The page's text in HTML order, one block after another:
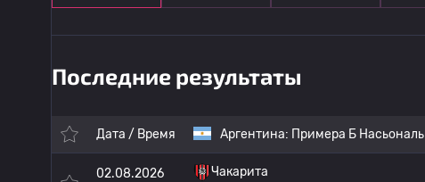
Последние результаты
Дата / Время Аргентина: Примера Б Насьональ
02.08.2026
Чакарита